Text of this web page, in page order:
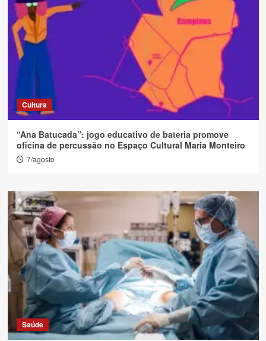
Cultura
“Ana Batucada”: jogo educativo de bateria promove
oficina de percussão no Espaço Cultural Maria Monteiro
7/agosto
Saúde